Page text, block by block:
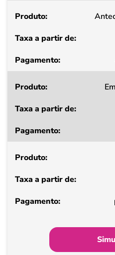
de
Pagamento